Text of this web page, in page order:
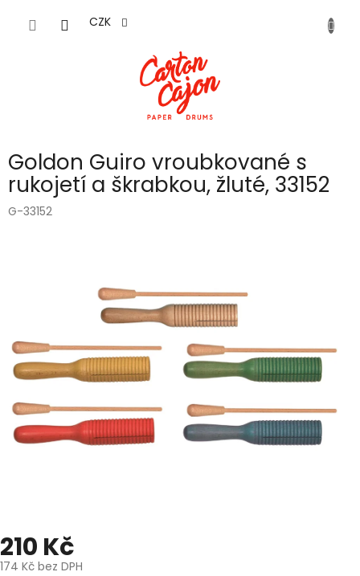
CZK
Goldon Guiro vroubkované s
rukojetí a škrabkou, žluté, 33152
G-33152
210 Kč
174 Kč bez DPH